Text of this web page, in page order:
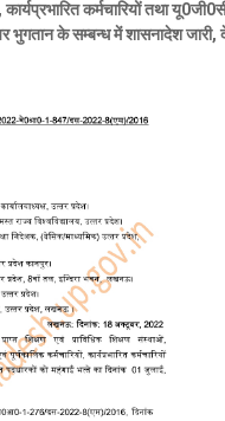
कर्मचारियों तथा
भुगतान के सम्बन्ध में शासनादेश